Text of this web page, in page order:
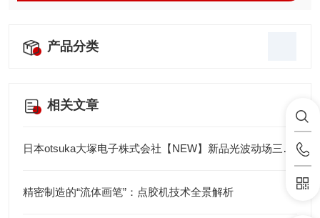
产品分类
相关文章
日本otsuka大塚电子株式会社【NEW】新品光波动场三次元显微镜MINUK
精密制造的“流体画笔”：点胶机技术全景解析